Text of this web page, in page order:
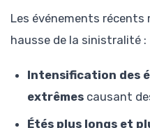
Les événements
hausse de la sinistralité :
Intensification des
extrêmes causant
Étés plus longs et